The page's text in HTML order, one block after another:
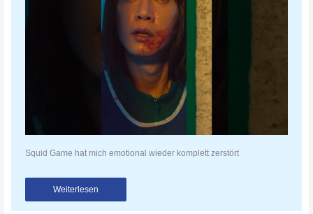
Squid Game hat mich emotional wieder komplett zerstört
Weiterlesen